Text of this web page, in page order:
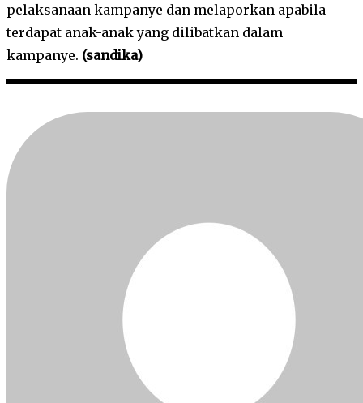
pelaksanaan kampanye dan melaporkan apabila
terdapat anak-anak yang dilibatkan dalam
kampanye. (sandika)